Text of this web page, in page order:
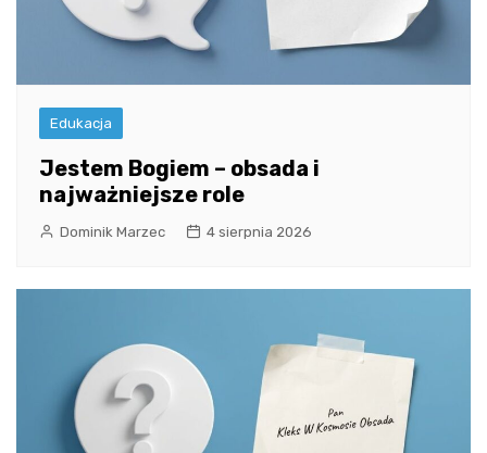
Edukacja
Jestem Bogiem – obsada i
najważniejsze role
Dominik Marzec 4 sierpnia 2026